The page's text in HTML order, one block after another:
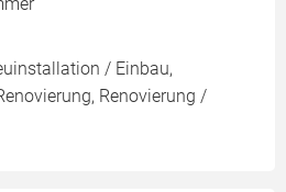
/ Einbau,
Renovierung /